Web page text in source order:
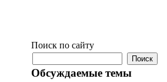
Поиск по сайту
Обсуждаемые темы